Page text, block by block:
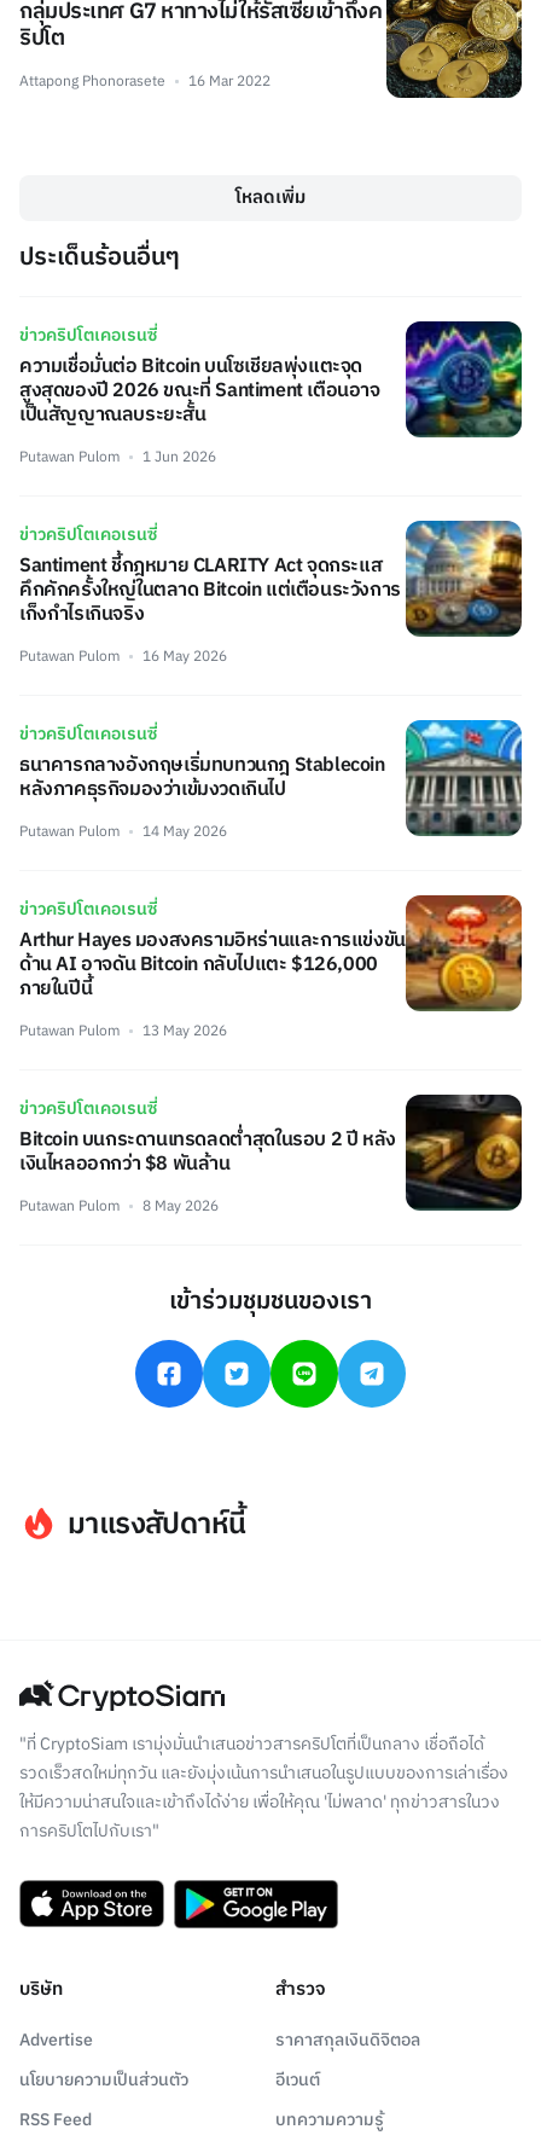
กลุ่มประเทศ G7 หาทางไม่ให้รัสเซียเข้าถึงค
ริปโต
Attapong Phonorasete 16 Mar 2022
โหลดเพิ่ม
ประเด็นร้อนอื่นๆ
ข่าวคริปโตเคอเรนซี่
ความเชื่อมั่นต่อ Bitcoin บนโซเชียลพุ่งแตะจุด
สูงสุดของปี 2026 ขณะที่ Santiment เตือนอาจ
เป็นสัญญาณลบระยะสั้น
Putawan Pulom 1 Jun 2026
ข่าวคริปโตเคอเรนซี่
Santiment ชี้กฎหมาย CLARITY Act จุดกระแส
คึกคักครั้งใหญ่ในตลาด Bitcoin แต่เตือนระวังการ
เก็งกำไรเกินจริง
Putawan Pulom 16 May 2026
ข่าวคริปโตเคอเรนซี่
ธนาคารกลางอังกฤษเริ่มทบทวนกฎ Stablecoin
หลังภาคธุรกิจมองว่าเข้มงวดเกินไป
Putawan Pulom 14 May 2026
ข่าวคริปโตเคอเรนซี่
Arthur Hayes มองสงครามอิหร่านและการแข่งขัน
ด้าน AI อาจดัน Bitcoin กลับไปแตะ $126,000
ภายในปีนี้
Putawan Pulom 13 May 2026
ข่าวคริปโตเคอเรนซี่
Bitcoin บนกระดานเทรดลดต่ำสุดในรอบ 2 ปี หลัง
เงินไหลออกกว่า $8 พันล้าน
Putawan Pulom 8 May 2026
เข้าร่วมชุมชนของเรา
มาแรงสัปดาห์นี้
"ที่ CryptoSiam เรามุ่งมั่นนำเสนอข่าวสารคริปโตที่เป็นกลาง เชื่อถือได้
รวดเร็วสดใหม่ทุกวัน และยังมุ่งเน้นการนำเสนอในรูปแบบของการเล่าเรื่อง
ให้มีความน่าสนใจและเข้าถึงได้ง่าย เพื่อให้คุณ 'ไม่พลาด' ทุกข่าวสารในวง
การคริปโตไปกับเรา"
บริษัท
Advertise
นโยบายความเป็นส่วนตัว
RSS Feed
สำรวจ
ราคาสกุลเงินดิจิตอล
อีเวนต์
บทความความรู้